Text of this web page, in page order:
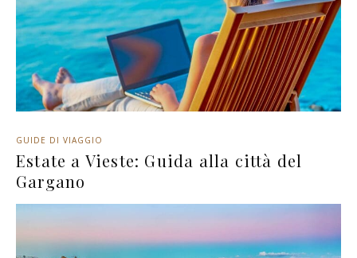
GUIDE DI VIAGGIO
Estate a Vieste: Guida alla città del
Gargano